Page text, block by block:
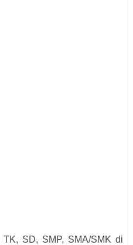
SD, SMP, SMA/SMK di